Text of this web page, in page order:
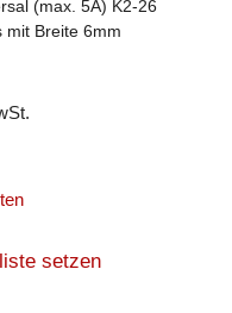
(max. 5A) K2-26
mit Breite 6mm
setzen